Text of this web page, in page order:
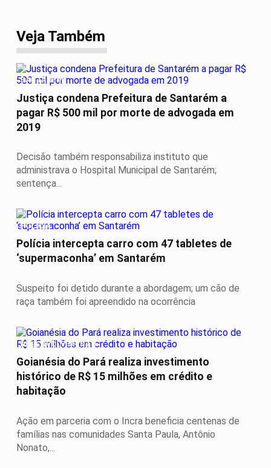
Veja Também
SANTARÉM
Justiça condena Prefeitura de Santarém a
pagar R$ 500 mil por morte de advogada em
2019
Decisão também responsabiliza instituto que
administrava o Hospital Municipal de Santarém;
sentença...
POLÍCIA
Polícia intercepta carro com 47 tabletes de
‘supermaconha’ em Santarém
Suspeito foi detido durante a abordagem; um cão de
raça também foi apreendido na ocorrência
DESENVOLVIMENTO
Goianésia do Pará realiza investimento
histórico de R$ 15 milhões em crédito e
habitação
Ação em parceria com o Incra beneficia centenas de
famílias nas comunidades Santa Paula, Antônio
Nonato,...